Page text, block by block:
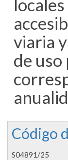
viaria
de uso
Código
S04891/25